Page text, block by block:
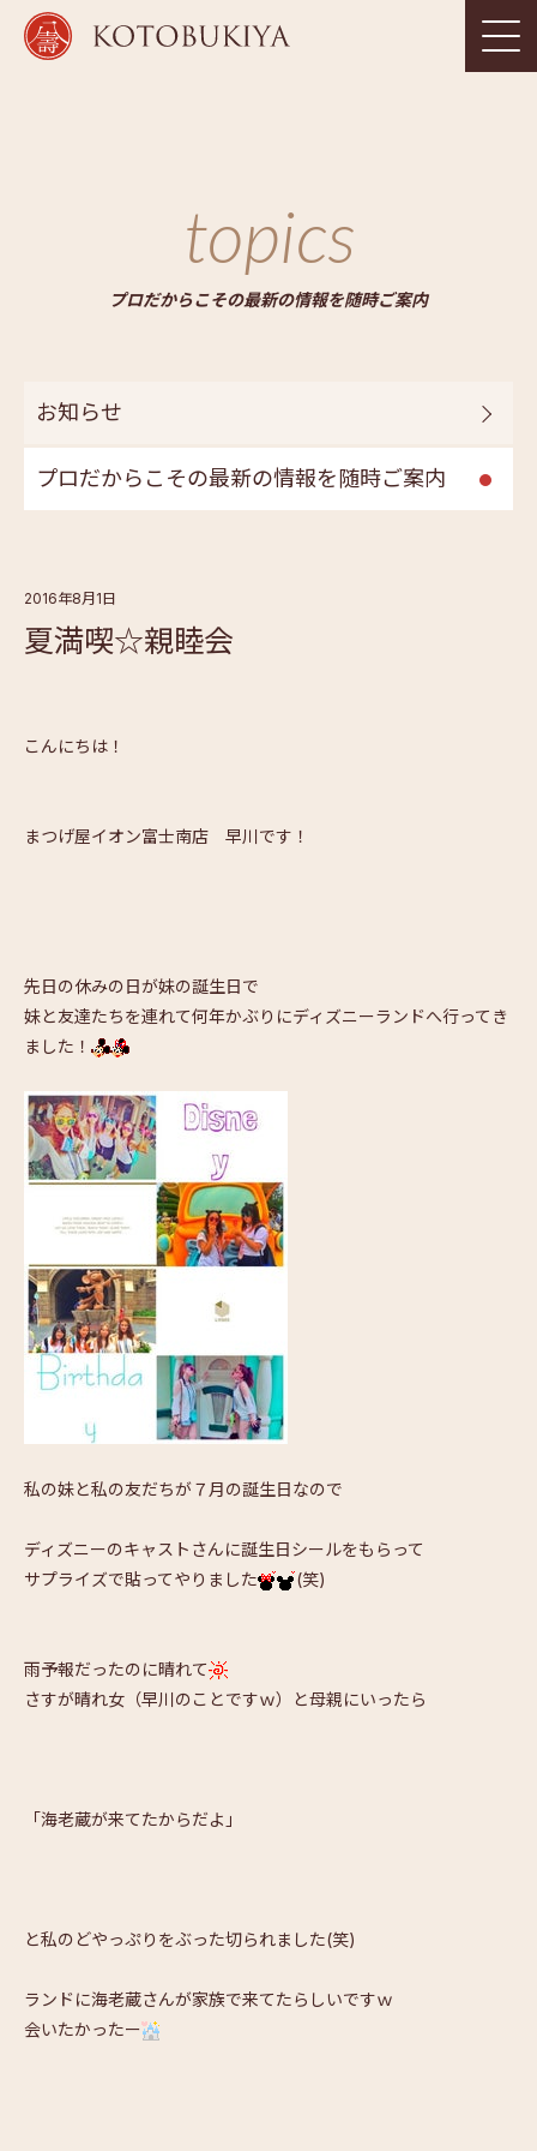
topics
プロだからこその最新の情報を随時ご案内
お知らせ
プロだからこその最新の情報を随時ご案内
2016年8月1日
夏満喫☆親睦会
こんにちは！
まつげ屋イオン富士南店 早川です！
先日の休みの日が妹の誕生日で
妹と友達たちを連れて何年かぶりにディズニーランドへ行ってき
ました！
私の妹と私の友だちが７月の誕生日なので
ディズニーのキャストさんに誕生日シールをもらって
サプライズで貼ってやりました
(笑)
雨予報だったのに晴れて
さすが晴れ女（早川のことですｗ）と母親にいったら
「海老蔵が来てたからだよ」
と私のどやっぷりをぶった切られました(笑)
ランドに海老蔵さんが家族で来てたらしいですｗ
会いたかったー